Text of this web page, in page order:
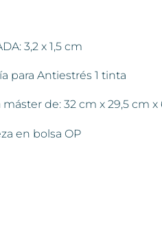
3,2 x 1,5 cm
para Antiestrés 1 tinta
de: 32 cm x 29,5 cm
en bolsa OP